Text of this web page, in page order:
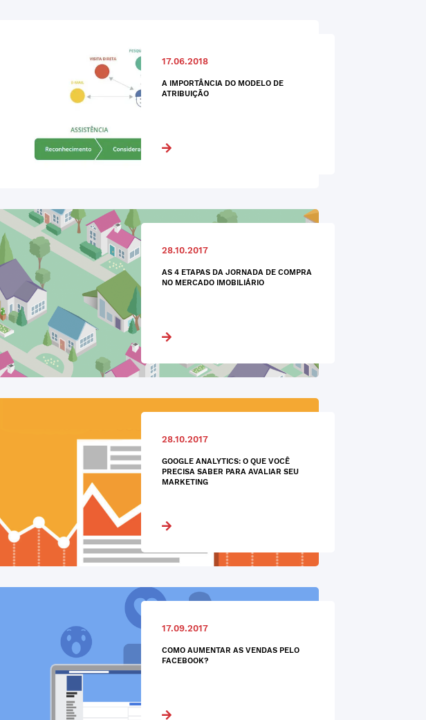
17.06.2018
A IMPORTÂNCIA DO MODELO DE
ATRIBUIÇÃO
28.10.2017
AS 4 ETAPAS DA JORNADA DE COMPRA
NO MERCADO IMOBILIÁRIO
28.10.2017
GOOGLE ANALYTICS: O QUE VOCÊ
PRECISA SABER PARA AVALIAR SEU
MARKETING
17.09.2017
COMO AUMENTAR AS VENDAS PELO
FACEBOOK?